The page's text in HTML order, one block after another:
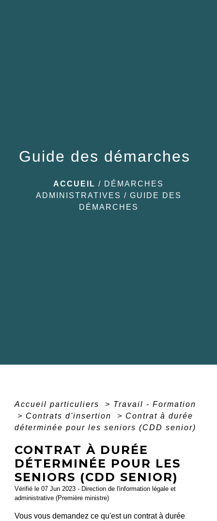
Guide des démarches
ACCUEIL / DÉMARCHES
ADMINISTRATIVES / GUIDE DES
DÉMARCHES
Accueil particuliers > Travail - Formation
> Contrats d'insertion > Contrat à durée
déterminée pour les seniors (CDD senior)
CONTRAT À DURÉE
DÉTERMINÉE POUR LES
SENIORS (CDD SENIOR)
Vérifié le 07 Jun 2023 - Direction de l'information légale et
administrative (Première ministre)
Vous vous demandez ce qu'est un contrat à durée